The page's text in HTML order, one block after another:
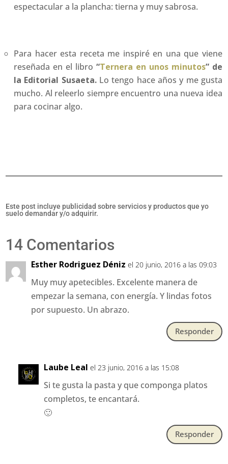
espectacular a la plancha: tierna y muy sabrosa.
Para hacer esta receta me inspiré en una que viene
reseñada en el libro “Ternera en unos minutos” de
la Editorial Susaeta.Lo tengo hace años y me gusta
mucho. Al releerlo siempre encuentro una nueva idea
para cocinar algo.
Este post incluye publicidad sobre servicios y productos que yo
suelo demandar y/o adquirir.
14 Comentarios
Esther Rodriguez Déniz el 20 junio, 2016 a las 09:03
Muy muy apetecibles. Excelente manera de
empezar la semana, con energía. Y lindas fotos
por supuesto. Un abrazo.
Responder
Laube Leal el 23 junio, 2016 a las 15:08
Si te gusta la pasta y que componga platos
completos, te encantará.
🙂
Responder